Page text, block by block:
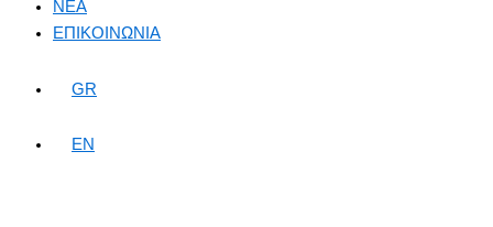
NEA
ΕΠΙΚΟΙΝΩΝΙΑ
GR
EN